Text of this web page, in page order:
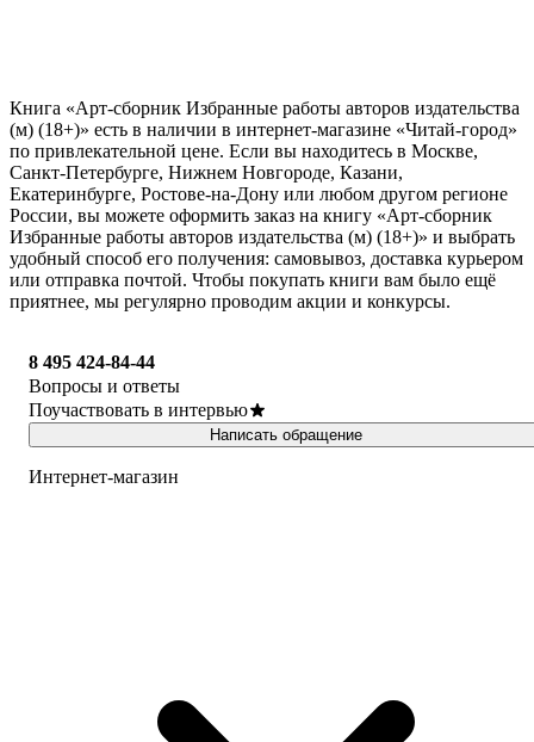
Книга «Арт-сборник Избранные работы авторов издательства
(м) (18+)» есть в наличии в интернет-магазине «Читай-город»
по привлекательной цене. Если вы находитесь в Москве,
Санкт-Петербурге, Нижнем Новгороде, Казани,
Екатеринбурге, Ростове-на-Дону или любом другом регионе
России, вы можете оформить заказ на книгу «Арт-сборник
Избранные работы авторов издательства (м) (18+)» и выбрать
удобный способ его получения: самовывоз, доставка курьером
или отправка почтой. Чтобы покупать книги вам было ещё
приятнее, мы регулярно проводим акции и конкурсы.
8 495 424-84-44
Вопросы и ответы
Поучаствовать в интервью
Написать обращение
Интернет-магазин